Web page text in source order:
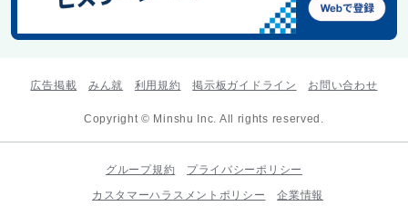
広告掲載 みん就 利用規約 掲示板ガイドライン お問い合わせ
Copyright © Minshu Inc. All rights reserved.
グループ規約
プライバシーポリシー
カスタマーハラスメントポリシー
企業情報